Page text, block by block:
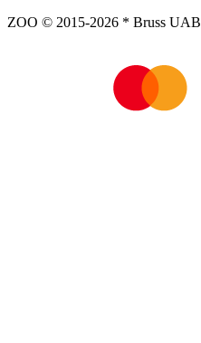
ZOO © 2015-2026 * Bruss UAB